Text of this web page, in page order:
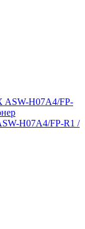
H07A4/FP-R1 /